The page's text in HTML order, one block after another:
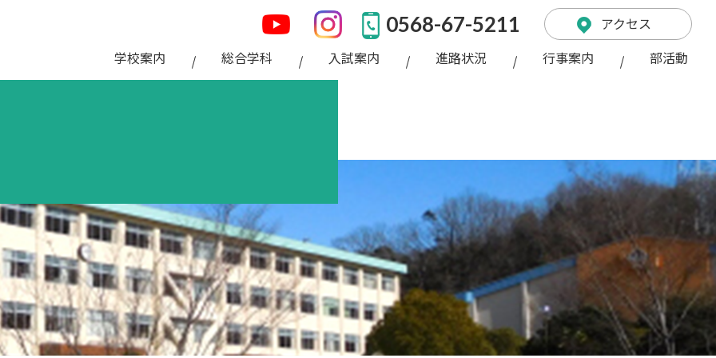
0568-67-5211 アクセス
学校案内 総合学科 入試案内 進路状況 行事案内 部活動